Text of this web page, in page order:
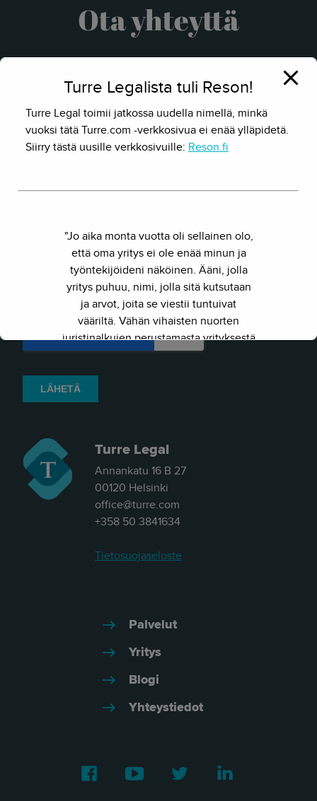
Turre Legal
Annankatu 16 B 27
00120 Helsinki
office@turre.com
+358 50 3841634
Tietosuojaseloste
Palvelut
Yritys
Blogi
Yhteystiedot
Facebook Youtube Twitter
Ota yhteyttä
Turre Legalista tuli Reson!
Turre Legal toimii jatkossa uudella nimellä, minkä
vuoksi tätä Turre.com -verkkosivua ei enää ylläpidetä.
Siirry tästä uusille verkkosivuille: Reson.fi
"Jo aika monta vuotta oli sellainen olo,
että oma yritys ei ole enää minun ja
työntekijöideni näköinen. Ääni, jolla
yritys puhuu, nimi, jolla sitä kutsutaan
ja arvot, joita se viestii tuntuivat
vääriltä. Vähän vihaisten nuorten
juristinalkujen perustamasta yrityksestä
on kasvanut kokenut ja
Siksi julkaisimme uuden nimen ja
verkkosivun. Out with the old - in with
- Herkko Hietanen